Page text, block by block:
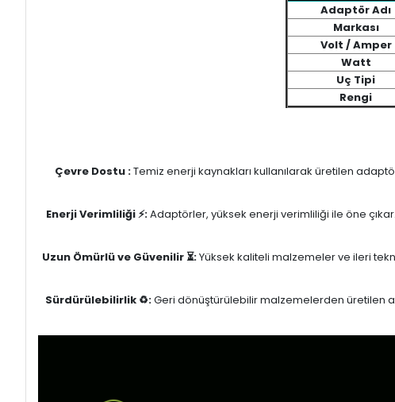
Adaptör Adı
Markası
Volt / Amper
Watt
Uç Tipi
Rengi
Çevre Dostu :Temiz enerji kaynakları kullanılarak üretilen
Enerji Verimliliği ⚡:Adaptörler, yüksek enerji verimliliği ile öne
Uzun Ömürlü ve Güvenilir ⏳:Yüksek kaliteli malzemeler ve ileri
Sürdürülebilirlik ♻️:Geri dönüştürülebilir malzemelerden üretilen